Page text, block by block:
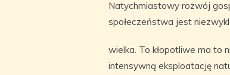
Natychmiastowy rozwój
społeczeństwa jest
wielka. To kłopotliwe ma to
intensywną eksploatację